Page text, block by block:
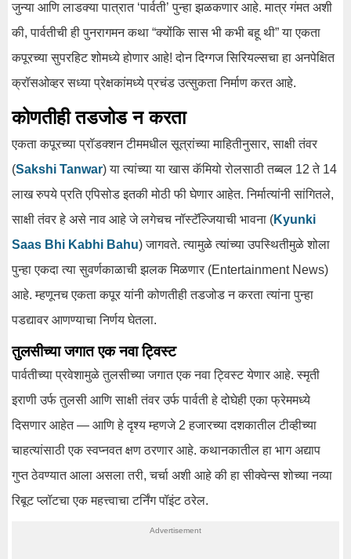
जुन्या आणि लाडक्या पात्रात ‘पार्वती’ पुन्हा झळकणार आहे. मात्र गंमत अशी
की, पार्वतीची ही पुनरागमन कथा “क्योंकि सास भी कभी बहू थी” या एकता
कपूरच्या सुपरहिट शोमध्ये होणार आहे! दोन दिग्गज सिरियल्सचा हा अनपेक्षित
क्रॉसओव्हर सध्या प्रेक्षकांमध्ये प्रचंड उत्सुकता निर्माण करत आहे.
कोणतीही तडजोड न करता
एकता कपूरच्या प्रॉडक्शन टीममधील सूत्रांच्या माहितीनुसार, साक्षी तंवर
(Sakshi Tanwar) या त्यांच्या या खास कॅमियो रोलसाठी तब्बल 12 ते 14
लाख रुपये प्रति एपिसोड इतकी मोठी फी घेणार आहेत. निर्मात्यांनी सांगितले,
साक्षी तंवर हे असे नाव आहे जे लगेचच नॉस्टॅल्जियाची भावना (Kyunki
Saas Bhi Kabhi Bahu) जागवते. त्यामुळे त्यांच्या उपस्थितीमुळे शोला
पुन्हा एकदा त्या सुवर्णकाळाची झलक मिळणार (Entertainment News)
आहे. म्हणूनच एकता कपूर यांनी कोणतीही तडजोड न करता त्यांना पुन्हा
पडद्यावर आणण्याचा निर्णय घेतला.
तुलसीच्या जगात एक नवा ट्विस्ट
पार्वतीच्या प्रवेशामुळे तुलसीच्या जगात एक नवा ट्विस्ट येणार आहे. स्मृती
इराणी उर्फ तुलसी आणि साक्षी तंवर उर्फ पार्वती हे दोघेही एका फ्रेममध्ये
दिसणार आहेत — आणि हे दृश्य म्हणजे 2 हजारच्या दशकातील टीव्हीच्या
चाहत्यांसाठी एक स्वप्नवत क्षण ठरणार आहे. कथानकातील हा भाग अद्याप
गुप्त ठेवण्यात आला असला तरी, चर्चा अशी आहे की हा सीक्वेन्स शोच्या नव्या
रिबूट प्लॉटचा एक महत्त्वाचा टर्निंग पॉइंट ठरेल.